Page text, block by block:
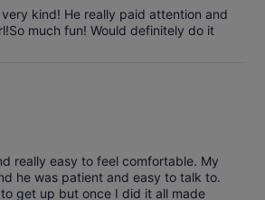
kind! He really paid attention and
much fun! Would definitely do it
really easy to feel comfortable. My
he was patient and easy to talk to.
get up but once I did it all made